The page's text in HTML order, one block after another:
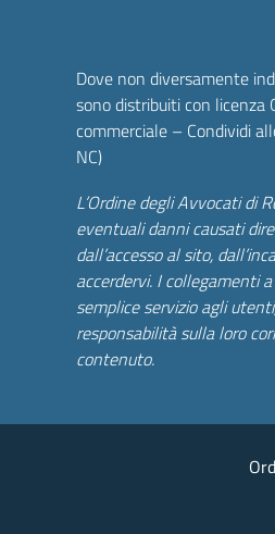
Dove non diversamente
sono distribuiti con licenza
commerciale – Condividi
NC)
L’Ordine degli Avvocati di
eventuali danni causati
dall’accesso al sito,
accerdervi. I collegamenti
semplice servizio agli
responsabilità sulla loro
contenuto.